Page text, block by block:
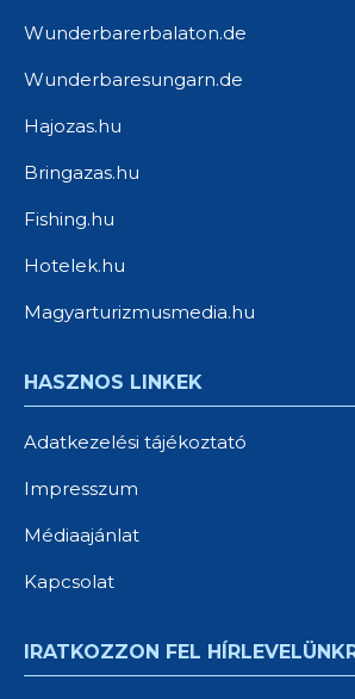
Wunderbarerbalaton.de
Wunderbaresungarn.de
Hajozas.hu
Bringazas.hu
Fishing.hu
Hotelek.hu
Magyarturizmusmedia.hu
HASZNOS LINKEK
Adatkezelési tájékoztató
Impresszum
Médiaajánlat
Kapcsolat
IRATKOZZON FEL